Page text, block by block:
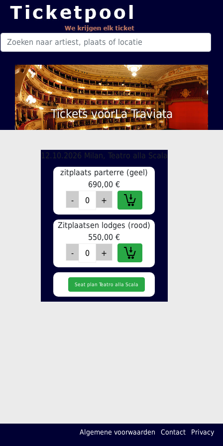
Tickets voorLa Traviata
12.10.2026 Milan, Teatro alla Scala
zitplaats parterre (geel)
690,00 €
Zitplaatsen lodges (rood)
550,00 €
Seat plan Teatro alla Scala
Algemene voorwaarden Contact Privacy